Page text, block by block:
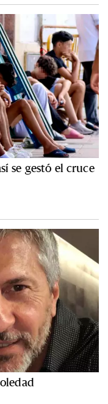
se gestó el cruce